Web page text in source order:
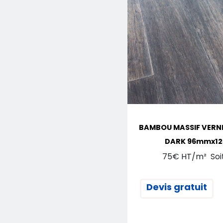
BAMBOU MASSIF
DARK
75€ HT/m²
Devis gratuit